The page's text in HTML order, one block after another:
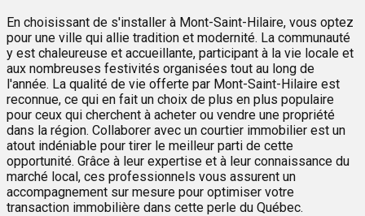
En choisissant de s'installer à Mont-Saint-Hilaire, vous optez
pour une ville qui allie tradition et modernité. La communauté
y est chaleureuse et accueillante, participant à la vie locale et
aux nombreuses festivités organisées tout au long de
l'année. La qualité de vie offerte par Mont-Saint-Hilaire est
reconnue, ce qui en fait un choix de plus en plus populaire
pour ceux qui cherchent à acheter ou vendre une propriété
dans la région. Collaborer avec un courtier immobilier est un
atout indéniable pour tirer le meilleur parti de cette
opportunité. Grâce à leur expertise et à leur connaissance du
marché local, ces professionnels vous assurent un
accompagnement sur mesure pour optimiser votre
transaction immobilière dans cette perle du Québec.